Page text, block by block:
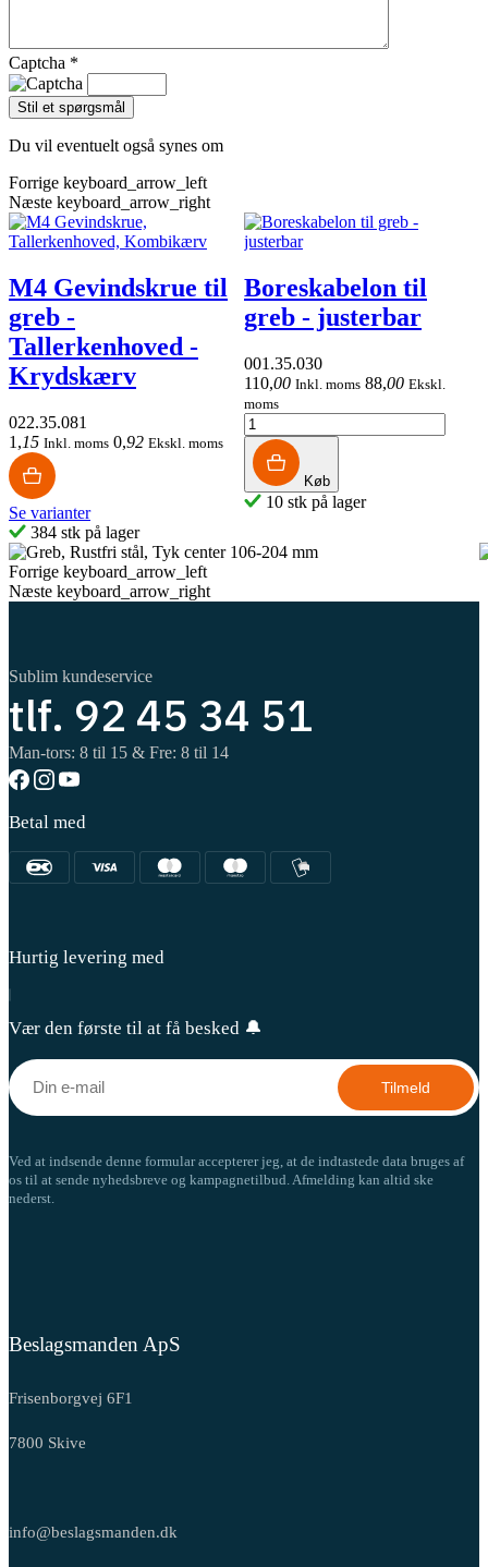
Captcha *
Du vil eventuelt også synes om
Forrige keyboard_arrow_left
Næste keyboard_arrow_right
M4 Gevindskrue til
greb -
Tallerkenhoved -
Krydskærv
022.35.081
1 ,15 Inkl. moms 0,92 Ekskl. moms
Se varianter
384 stk på lager
Boreskabelon til
greb - justerbar
001.35.030
110,00 Inkl. moms 88,00 Ekskl.
moms
Køb
10 stk på lager
Forrige keyboard_arrow_left
Næste keyboard_arrow_right
Sublim kundeservice
tlf. 92 45 34 51
Man-tors: 8 til 15 & Fre: 8 til 14
Betal med
Hurtig levering med
Vær den første til at få besked 🔔
Tilmeld
Ved at indsende denne formular accepterer jeg, at de indtastede data bruges af
os til at sende nyhedsbreve og kampagnetilbud. Afmelding kan altid ske
nederst.
Beslagsmanden ApS
Frisenborgvej 6F1
7800 Skive
info@beslagsmanden.dk